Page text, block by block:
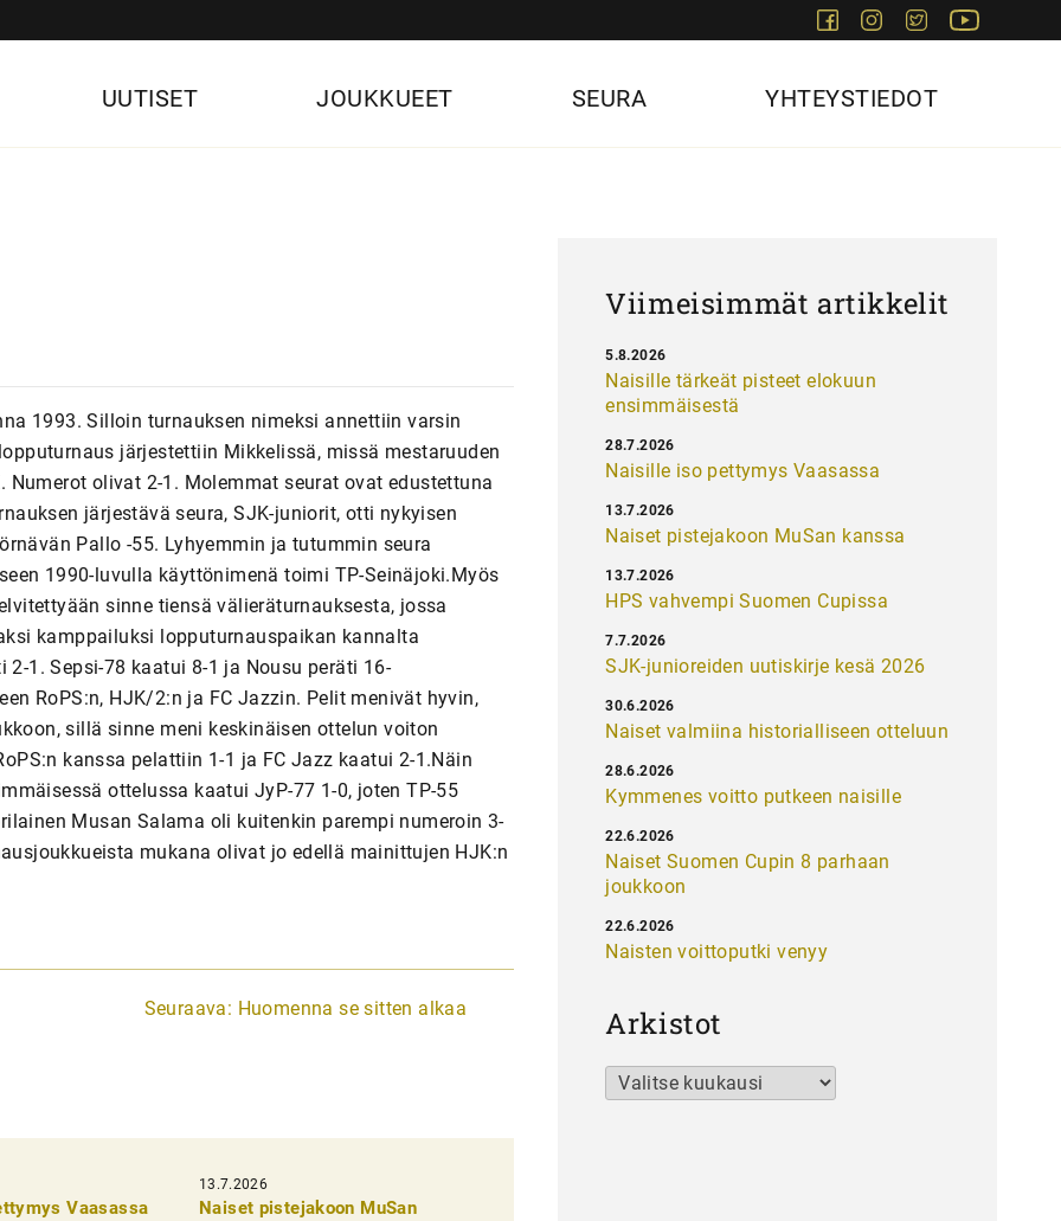
FacebookInstagram
Twitter
UUTISET JOUKKUEET SEURA YHTEYSTIEDOT
1993. Silloin turnauksen nimeksi annettiin varsin
järjestettiin Mikkelissä, missä mestaruuden
olivat 2-1. Molemmat seurat ovat edustettuna
järjestävä seura, SJK-juniorit, otti nykyisen
Pallo -55. Lyhyemmin ja tutummin seura
1990-luvulla käyttönimenä toimi TP-Seinäjoki.Myös
sinne tiensä välieräturnauksesta, jossa
kamppailuksi lopputurnauspaikan kannalta
1. Sepsi-78 kaatui 8-1 ja Nousu peräti 16-
RoPS:n, HJK/2:n ja FC Jazzin. Pelit menivät hyvin,
sillä sinne meni keskinäisen ottelun voiton
kanssa pelattiin 1-1 ja FC Jazz kaatui 2-1.Näin
ottelussa kaatui JyP-77 1-0, joten TP-55
Musan Salama oli kuitenkin parempi numeroin 3-
mukana olivat jo edellä mainittujen HJK:n
Seuraava: Huomenna se sitten alkaa
Vaasassa
13.7.2026
Naiset pistejakoon MuSan
Viimeisimmät artikkelit
Naisille tärkeät pisteet elokuun
ensimmäisestä
5.8.2026
Naisille iso pettymys Vaasassa
28.7.2026
Naiset pistejakoon MuSan kanssa
13.7.2026
HPS vahvempi Suomen Cupissa
13.7.2026
SJK-junioreiden uutiskirje kesä 2026
7.7.2026
Naiset valmiina historialliseen otteluun
30.6.2026
Kymmenes voitto putkeen naisille
28.6.2026
Naiset Suomen Cupin 8 parhaan
joukkoon
22.6.2026
Naisten voittoputki venyy
22.6.2026
Arkistot
Arkistot